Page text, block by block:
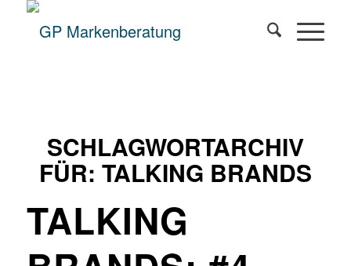
SCHLAGWORTARCHIV
FÜR: TALKING BRANDS
TALKING